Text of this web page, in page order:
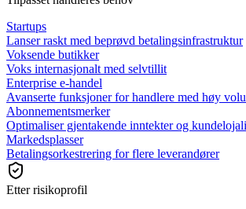
Startups
Lanser raskt med beprøvd betalingsinfrastruktur
Voksende butikker
Voks internasjonalt med selvtillit
Enterprise e-handel
Avanserte funksjoner for handlere med høy
Abonnementsmerker
Optimaliser gjentakende inntekter og
Markedsplasser
Betalingsorkestrering for flere leverandører
Etter risikoprofil